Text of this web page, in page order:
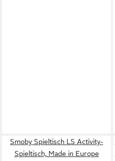
Smoby Spieltisch LS Activity-
Spieltisch, Made in Europe